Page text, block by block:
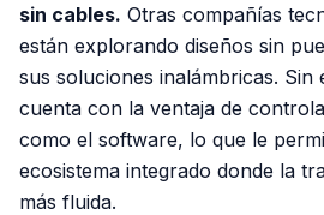
sin cables. Otras compañías
están explorando diseños sin
sus soluciones inalámbricas. Sin
cuenta con la ventaja de
como el software, lo que le
ecosistema integrado donde la
más fluida.